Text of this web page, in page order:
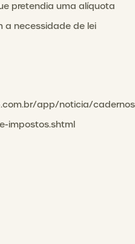
pretendia uma alíquota
a necessidade de lei
app/noticia/
impostos.shtml